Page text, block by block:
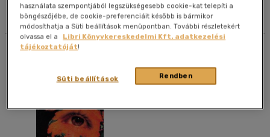
Szűrés Rendezés
Megjelenítés
20 db / oldal
Alkalmaz
használata szempontjából legszükségesebb cookie-kat telepíti a
böngészőjébe, de cookie-preferenciáit később is bármikor
módosíthatja a Süti beállítások menüpontban. További részletekért
olvassa el a
Libri Könyvkereskedelmi Kft. adatkezelési
tájékoztatóját!
Rendben
Süti beállítások